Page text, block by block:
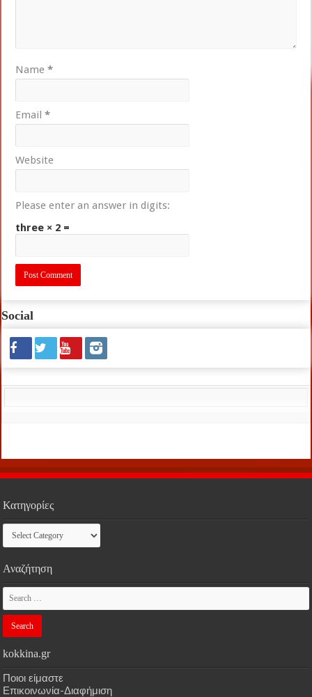
Name*
Email*
Website
Please enter an answer in digits:
three × 2 =
Social
Κατηγορίες
Κατηγορίες
Αναζήτηση
kokkina.gr
Ποιοι είμαστε
Επικοινωνία-Διαφήμιση